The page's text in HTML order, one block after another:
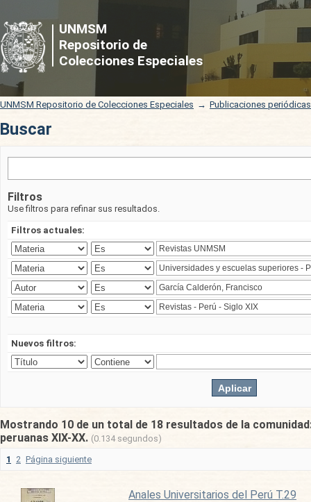
UNMSM
Repositorio de
Colecciones Especiales
Buscar
UNMSM Repositorio de Colecciones Especiales → Publicaciones
Buscar
Filtros
Use filtros para refinar sus resultados.
Filtros actuales:
Nuevos filtros:
Mostrando 10 de un total de 18 resultados de la
peruanas XIX-XX. (0.134 segundos)
1 2 Página siguiente
Anales Universitarios del Perú T.29